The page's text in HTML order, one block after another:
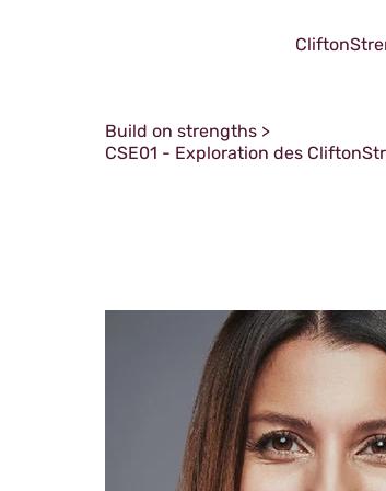
Build on strengths >
CSE01 - Exploration des